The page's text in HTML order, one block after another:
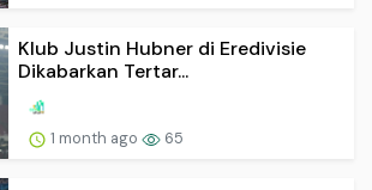
Klub Justin Hubner di Eredivisie
Dikabarkan Tertar...
1 month ago 65